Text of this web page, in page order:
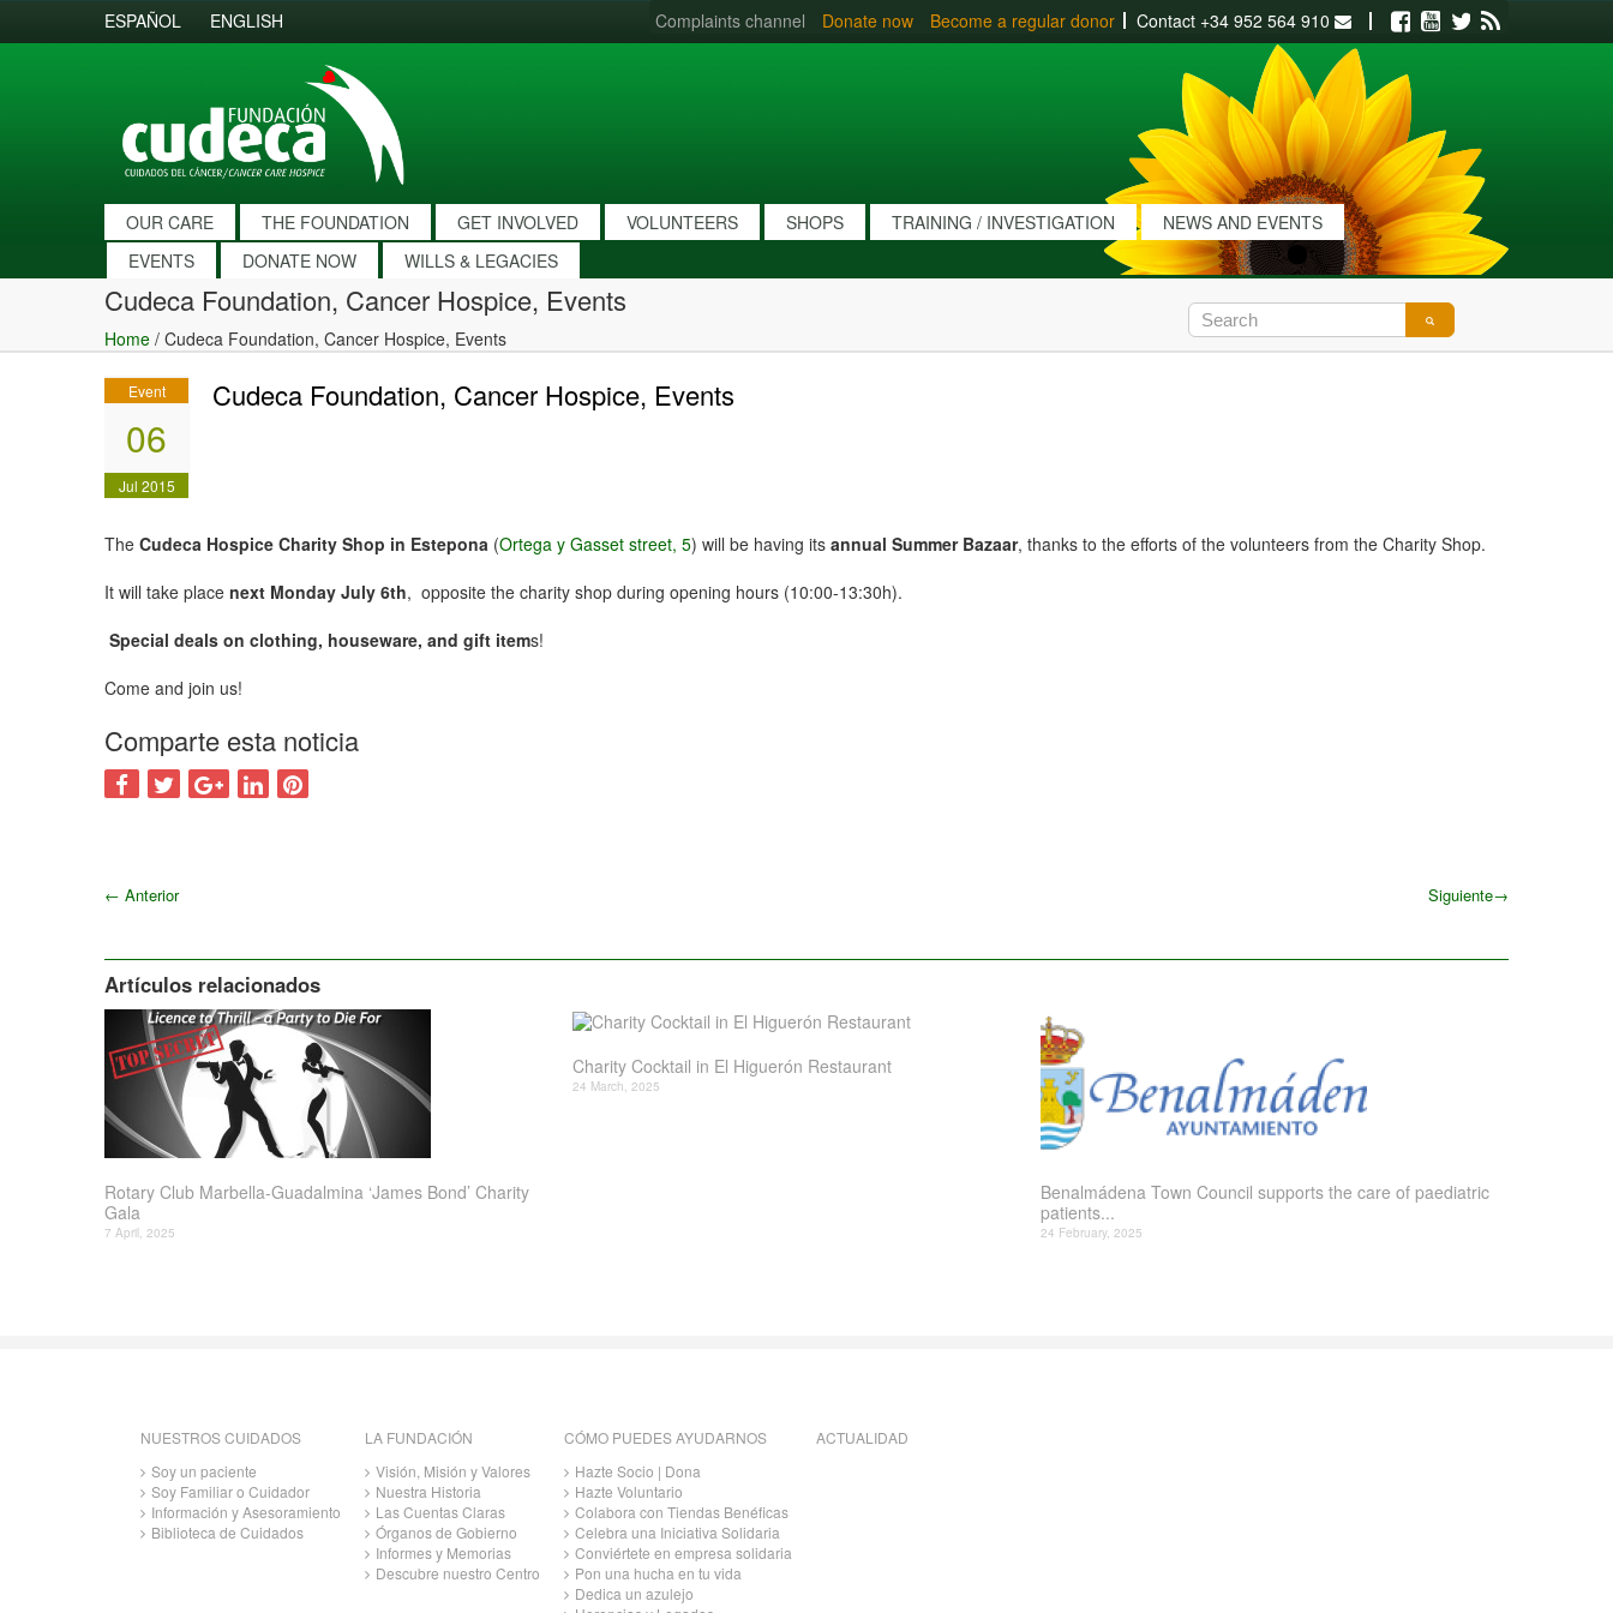
ESPAÑOL ENGLISH Complaints channel Donate now Become a regular donor Contact +34 952 564 910 Facebook
Youtube
Twitter
OUR CARE THE FOUNDATION GET INVOLVED VOLUNTEERS SHOPS TRAINING / INVESTIGATION
NEWS AND EVENTS
EVENTS
DONATE NOW WILLS & LEGACIES
Cudeca Foundation, Cancer Hospice, Events
Home / Cudeca Foundation, Cancer Hospice, Events
Event
06
Jul 2015
Cudeca Foundation, Cancer Hospice, Events
The Cudeca Hospice Charity Shop in Estepona (Ortega y Gasset street, 5) will be having its annual Summer Bazaar, thanks to the efforts of the volunteers from the Charity Shop.
It will take place next Monday July 6th, opposite the charity shop during opening hours (10:00-13:30h).
Special deals on clothing, houseware, and gift items!
Come and join us!
Comparte esta noticia
← Anterior Siguiente→
Artículos relacionados
Rotary Club Marbella-Guadalmina ‘James Bond’ Charity
Gala
7 April, 2025
Charity Cocktail in El Higuerón Restaurant
24 March, 2025
Benalmádena Town Council supports the care of paediatric
patients...
24 February, 2025
NUESTROS CUIDADOS
Soy un paciente
Soy Familiar o Cuidador
Información y Asesoramiento
Biblioteca de Cuidados
LA FUNDACIÓN
Visión, Misión y Valores
Nuestra Historia
Las Cuentas Claras
Órganos de Gobierno
Informes y Memorias
Descubre nuestro Centro
CÓMO PUEDES AYUDARNOS
Hazte Socio | Dona
Hazte Voluntario
Colabora con Tiendas Benéficas
Celebra una Iniciativa Solidaria
Conviértete en empresa solidaria
Pon una hucha en tu vida
Dedica un azulejo
ACTUALIDAD